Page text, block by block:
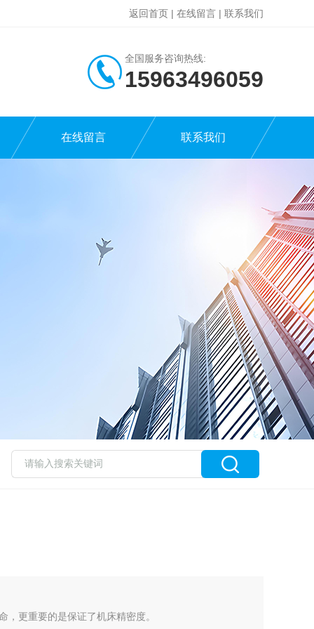
返回首页 | 在线留言 | 联系我们
全国服务咨询热线:
15963496059
在线留言 联系我们
，更重要的是保证了机床精密度。